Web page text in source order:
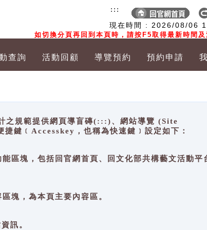
現在時間 : 2026/08/06
如切換分頁再回到本頁時，請按F5取得最新時間及
:::
查詢 活動回顧 導覽預約 預約申請
之規範提供網頁導盲磚(:::)、網站導覽 (Site
鍵﹝Accesskey，也稱為快速鍵﹞設定如下：
塊，包括回官網首頁、回文化部共構藝文活動平
，為本頁主要內容區。
訊。